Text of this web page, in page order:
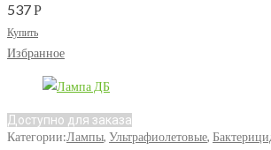
537Р
Купить
Избранное
Доступно для заказа
Категории:Лампы, Ультрафиолетовые,